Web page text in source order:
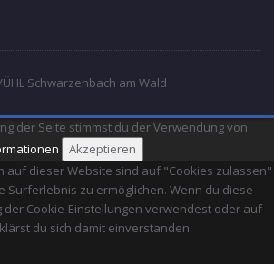
ÜHL Schwarzenbach am Wald
der Seite stimmst du der Verwendung von
Akzeptieren
auf dieser Website sind auf "Cookies zulassen"
Surferlebnis zu ermöglichen. Wenn du diese
Cookie-Einstellungen verwendest oder auf
du sich damit einverstanden.